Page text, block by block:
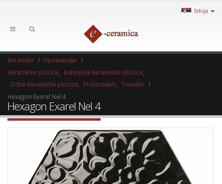
Srbija
Keramika
Производи
Keramičke pločice
Kuhinjske keramičke pločice
Zidne keramičke pločice
Proizvođači
Tonalite
Hexagon Exarel Nel 4
Hexagon Exarel Nel 4